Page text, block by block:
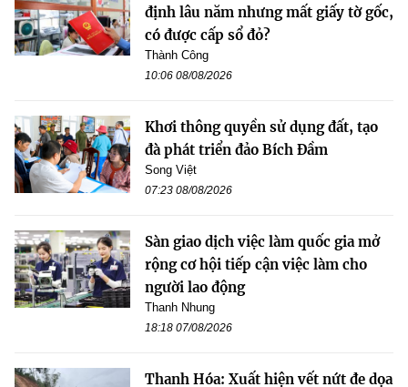
định lâu năm nhưng mất giấy tờ gốc,
có được cấp sổ đỏ?
Thành Công
10:06 08/08/2026
Khơi thông quyền sử dụng đất, tạo
đà phát triển đảo Bích Đầm
Song Việt
07:23 08/08/2026
Sàn giao dịch việc làm quốc gia mở
rộng cơ hội tiếp cận việc làm cho
người lao động
Thanh Nhung
18:18 07/08/2026
Thanh Hóa: Xuất hiện vết nứt đe dọa